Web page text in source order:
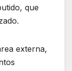
que
externa,